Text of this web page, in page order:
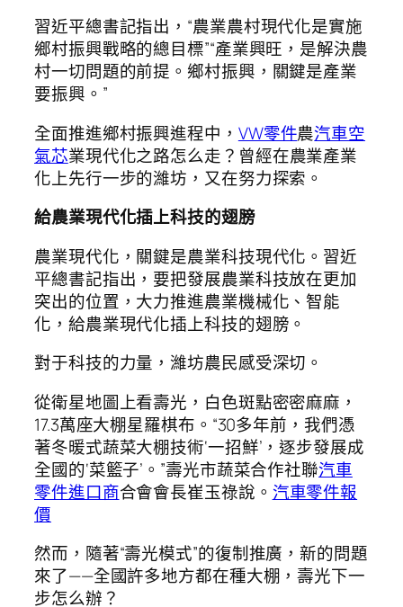
習近平總書記指出，“農業農村現代化是實施
鄉村振興戰略的總目標”“產業興旺，是解決農
村一切問題的前提。鄉村振興，關鍵是產業
要振興。”
全面推進鄉村振興進程中， VW零件農汽車空
氣芯業現代化之路怎么走？曾經在農業產業
化上先行一步的濰坊，又在努力探索。
給農業現代化插上科技的翅膀
農業現代化，關鍵是農業科技現代化。習近
平總書記指出，要把發展農業科技放在更加
突出的位置，大力推進農業機械化、智能
化，給農業現代化插上科技的翅膀。
對于科技的力量，濰坊農民感受深切。
從衛星地圖上看壽光，白色斑點密密麻麻，
17.3萬座大棚星羅棋布。“30多年前，我們憑
著冬暖式蔬菜大棚技術‘一招鮮’，逐步發展成
全國的‘菜籃子’。”壽光市蔬菜合作社聯汽車
零件進口商合會會長崔玉祿說。 汽車零件報
價
然而，隨著“壽光模式”的復制推廣，新的問題
來了——全國許多地方都在種大棚，壽光下一
步怎么辦？